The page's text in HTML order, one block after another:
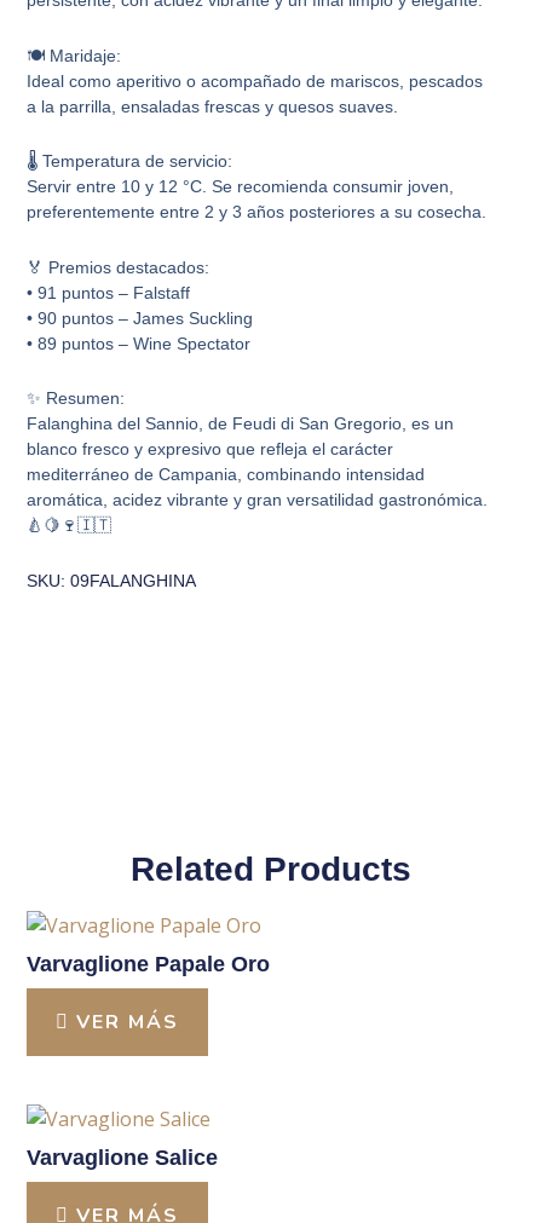
🍽️ Maridaje:
Ideal como aperitivo o acompañado de mariscos, pescados
a la parrilla, ensaladas frescas y quesos suaves.
🌡️ Temperatura de servicio:
Servir entre 10 y 12 °C. Se recomienda consumir joven,
preferentemente entre 2 y 3 años posteriores a su cosecha.
🏅 Premios destacados:
• 91 puntos – Falstaff
• 90 puntos – James Suckling
• 89 puntos – Wine Spectator
✨ Resumen:
Falanghina del Sannio, de Feudi di San Gregorio, es un
blanco fresco y expresivo que refleja el carácter
mediterráneo de Campania, combinando intensidad
aromática, acidez vibrante y gran versatilidad gastronómica.
🍐🍋🍷🇮🇹
SKU: 09FALANGHINA
Related Products
Varvaglione Papale Oro
VER MÁS
Varvaglione Salice
VER MÁS